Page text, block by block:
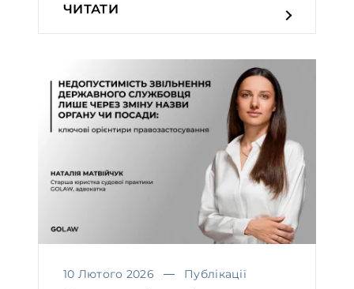
ЧИТАТИ
10 Лютого 2026 Публікації